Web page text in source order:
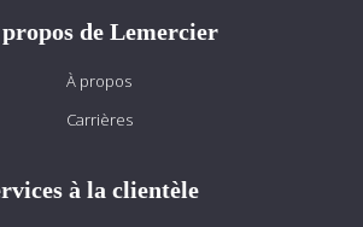
de Lemercier
À propos
Carrières
à la clientèle